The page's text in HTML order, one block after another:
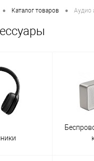
• Каталог товаров • Аудио